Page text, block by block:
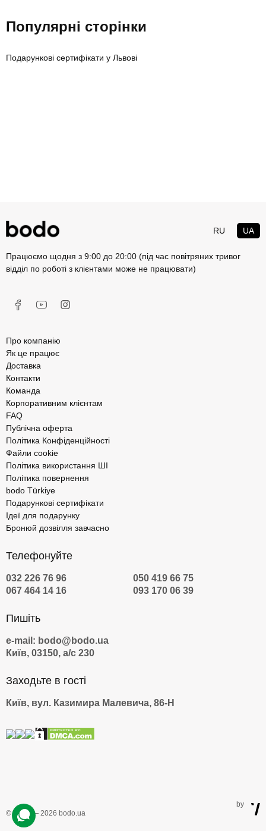
Популярні сторінки
Подарункові сертифікати у Львові
RU UA
Працюємо щодня з 9:00 до 20:00 (під час повітряних тривог
відділ по роботі з клієнтами може не працювати)
Про компанію
Як це працює
Доставка
Контакти
Команда
Корпоративним клієнтам
FAQ
Публічна оферта
Політика Конфіденційності
Файли cookie
Політика використання ШІ
Політика повернення
bodo Türkiye
Подарункові сертифікати
Ідеї для подарунку
Бронюй дозвілля завчасно
Телефонуйте
032 226 76 96
050 419 66 75
067 464 14 16
093 170 06 39
Пишіть
e-mail: bodo@bodo.ua
Київ, 03150, а/с 230
Заходьте в гості
Київ, вул. Казимира Малевича, 86-Н
© 2009 — 2026 bodo.ua
by